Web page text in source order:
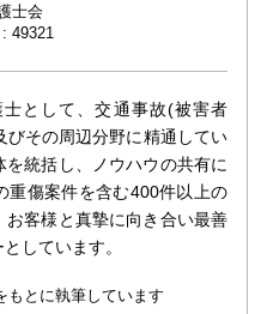
士会
49321
として、交通事故(被害者
その周辺分野に精通してい
統括し、ノウハウの共有に
重傷案件を含む400件以上の
客様と真摯に向き合い最善
しています。
もとに執筆しています